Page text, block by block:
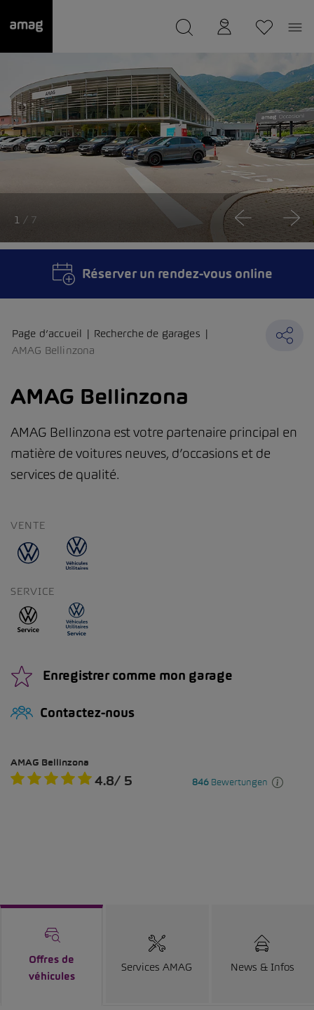
Page d’accueil
Recherche de garages
AMAG Bellinzona
AMAG Bellinzona
AMAG Bellinzona est votre partenaire principal en
matière de voitures neuves, d’occasions et de
services de qualité.
VENTE
SERVICE
Enregistrer comme mon garage
Contactez-nous
1 / 7
Réserver un rendez-vous online
Offres de
véhicules
Services AMAG News & Infos